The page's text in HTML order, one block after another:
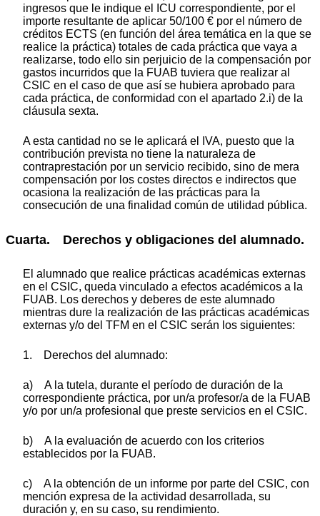
ingresos que le indique el ICU correspondiente, por el
importe resultante de aplicar 50/100 € por el número de
créditos ECTS (en función del área temática en la que se
realice la práctica) totales de cada práctica que vaya a
realizarse, todo ello sin perjuicio de la compensación por
gastos incurridos que la FUAB tuviera que realizar al
CSIC en el caso de que así se hubiera aprobado para
cada práctica, de conformidad con el apartado 2.i) de la
cláusula sexta.
A esta cantidad no se le aplicará el IVA, puesto que la
contribución prevista no tiene la naturaleza de
contraprestación por un servicio recibido, sino de mera
compensación por los costes directos e indirectos que
ocasiona la realización de las prácticas para la
consecución de una finalidad común de utilidad pública.
Cuarta. Derechos y obligaciones del alumnado.
El alumnado que realice prácticas académicas externas
en el CSIC, queda vinculado a efectos académicos a la
FUAB. Los derechos y deberes de este alumnado
mientras dure la realización de las prácticas académicas
externas y/o del TFM en el CSIC serán los siguientes:
1. Derechos del alumnado:
a) A la tutela, durante el período de duración de la
correspondiente práctica, por un/a profesor/a de la FUAB
y/o por un/a profesional que preste servicios en el CSIC.
b) A la evaluación de acuerdo con los criterios
establecidos por la FUAB.
c) A la obtención de un informe por parte del CSIC, con
mención expresa de la actividad desarrollada, su
duración y, en su caso, su rendimiento.